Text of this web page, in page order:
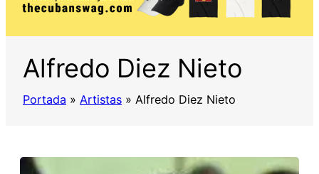
Alfredo Diez Nieto
Portada » Artistas » Alfredo Diez Nieto